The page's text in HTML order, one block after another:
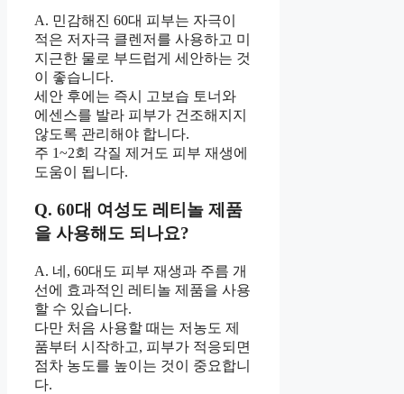
A. 민감해진 60대 피부는 자극이
적은 저자극 클렌저를 사용하고 미
지근한 물로 부드럽게 세안하는 것
이 좋습니다.
세안 후에는 즉시 고보습 토너와
에센스를 발라 피부가 건조해지지
않도록 관리해야 합니다.
주 1~2회 각질 제거도 피부 재생에
도움이 됩니다.
Q. 60대 여성도 레티놀 제품
을 사용해도 되나요?
A. 네, 60대도 피부 재생과 주름 개
선에 효과적인 레티놀 제품을 사용
할 수 있습니다.
다만 처음 사용할 때는 저농도 제
품부터 시작하고, 피부가 적응되면
점차 농도를 높이는 것이 중요합니
다.